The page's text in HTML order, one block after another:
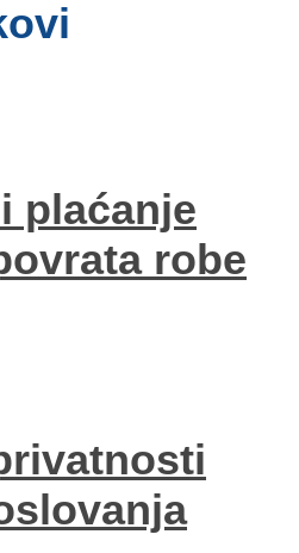
plaćanje
robe